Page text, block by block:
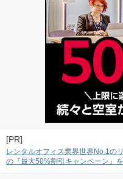
[PR]
レンタルオフィス業界世界No.1の
の『最大50%割引キャンペーン』を